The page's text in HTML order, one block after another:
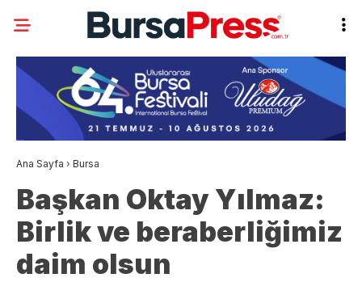
Ana Sayfa › Bursa
Başkan Oktay Yılmaz:
Birlik ve beraberliğimiz
daim olsun